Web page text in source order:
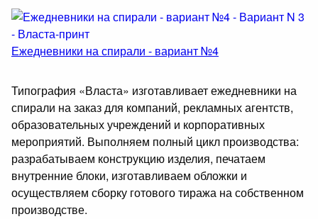
Ежедневники на спирали - вариант №4
Типография «Власта» изготавливает ежедневники на
спирали на заказ для компаний, рекламных агентств,
образовательных учреждений и корпоративных
мероприятий. Выполняем полный цикл производства:
разрабатываем конструкцию изделия, печатаем
внутренние блоки, изготавливаем обложки и
осуществляем сборку готового тиража на собственном
производстве.